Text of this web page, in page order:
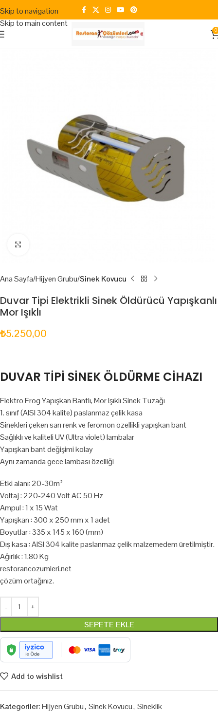
Skip to navigation
Skip to main content
0
Ana Sayfa Hijyen Grubu Sinek Kovucu
Duvar Tipi Elektrikli Sinek Öldürücü Yapışkanlı
Mor Işıklı
₺5.250,00
DUVAR TİPİ SİNEK ÖLDÜRME CİHAZI
Elektro Frog Yapışkan Bantlı, Mor Işıklı Sinek Tuzağı
1. sınıf (AISI 304 kalite) paslanmaz çelik kasa
Sinekleri çeken sarı renk ve feromon özellikli yapışkan bant
Sağlıklı ve kaliteli UV (Ultra violet) lambalar
Yapışkan bant değişimi kolay
Aynı zamanda gece lambası özelliği
Etki alanı: 20-30m²
Voltaj : 220-240 Volt AC 50 Hz
Ampul : 1 x 15 Wat
Yapışkan : 300 x 250 mm x 1 adet
Boyutlar : 335 x 145 x 160 (mm)
Dış kasa : AISI 304 kalite paslanmaz çelik malzemedem üretilmiştir.
Ağırlık : 1,80 Kg
restorancozumleri.net
çözüm ortağınız.
SEPETE EKLE
Add to wishlist
Kategoriler:Hijyen Grubu, Sinek Kovucu, Sineklik